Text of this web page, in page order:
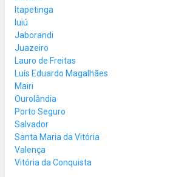
Itapetinga
Iuiú
Jaborandi
Juazeiro
Lauro de Freitas
Luís Eduardo Magalhães
Mairi
Ourolândia
Porto Seguro
Salvador
Santa Maria da Vitória
Valença
Vitória da Conquista